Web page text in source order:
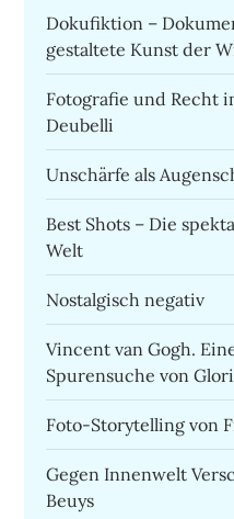
Dokufiktion –
gestaltete Kunst der
Fotografie und Recht
Deubelli
Unschärfe als
Best Shots – Die
Welt
Nostalgisch negativ
Vincent van Gogh.
Spurensuche von
Foto-Storytelling von
Gegen Innenwelt
Beuys